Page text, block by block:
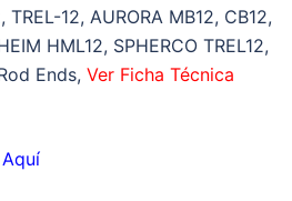
TREL-12, AURORA MB12, CB12,
HML12, SPHERCO TREL12,
Ends, Ver Ficha Técnica